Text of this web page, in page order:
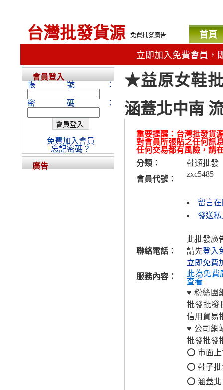
台灣批發貨源 免費批發廣告 首頁
立即加入免費會員，
★益原女鞋批
涵蓋北中南
重要提醒：台灣批發貨
對會員所張貼之任何訊
任何交易都有風險，請
分類：
鞋類批發
會員代號：
zxc5485
留言
發送私
聯絡電話：
此批發廣
請先登入
立即免費
服務內容：
此為免費
查看
♥ 粉絲團
批發批發
信用貿易
♥ 公司網
批發批發
⭕ 市面
⭕ 鞋子
⭕ 涵蓋
會員登入
帳號：
密碼：
免費加入會員
忘記密碼？
廣告